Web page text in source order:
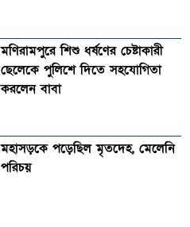
মণিরামপুরে শিশু ধর্ষণের চেষ্টাকারী
ছেলেকে পুলিশে দিতে সহযোগিতা
করলেন বাবা
মহাসড়কে পড়েছিল মৃতদেহ, মেলেনি
পরিচয়